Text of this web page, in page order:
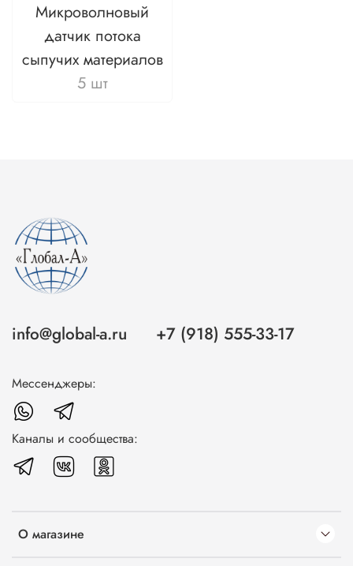
Микроволновый
датчик потока
сыпучих материалов
5 шт
О магазине
info@global-a.ru +7 (918) 555-33-17
Мессенджеры:
Каналы и сообщества: